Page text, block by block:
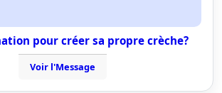
pour créer sa propre crèche?
Voir l'Message